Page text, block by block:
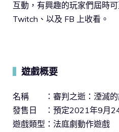
互動，有興趣的玩家們屆時
Twitch、以及 FB 上收看。
遊戲概要
名稱 ：審判之逝：湮滅的
發售日 ：預定2021年9月
遊戲類型：法庭劇動作遊戲